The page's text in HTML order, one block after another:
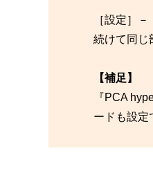
［設定］
続けて同じ
【補足】
『PCA
ードも設定